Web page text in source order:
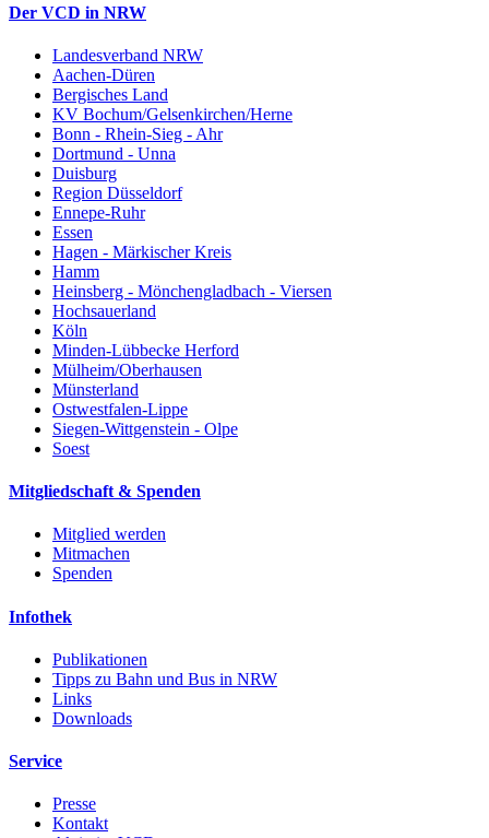
Der VCD in NRW
Landesverband NRW
Aachen-Düren
Bergisches Land
KV Bochum/Gelsenkirchen/Herne
Bonn - Rhein-Sieg - Ahr
Dortmund - Unna
Duisburg
Region Düsseldorf
Ennepe-Ruhr
Essen
Hagen - Märkischer Kreis
Hamm
Heinsberg - Mönchengladbach - Viersen
Hochsauerland
Köln
Minden-Lübbecke Herford
Mülheim/Oberhausen
Münsterland
Ostwestfalen-Lippe
Siegen-Wittgenstein - Olpe
Soest
Mitgliedschaft & Spenden
Mitglied werden
Mitmachen
Spenden
Infothek
Publikationen
Tipps zu Bahn und Bus in NRW
Links
Downloads
Service
Presse
Kontakt